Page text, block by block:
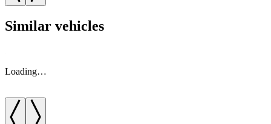
Similar vehicles
Loading…